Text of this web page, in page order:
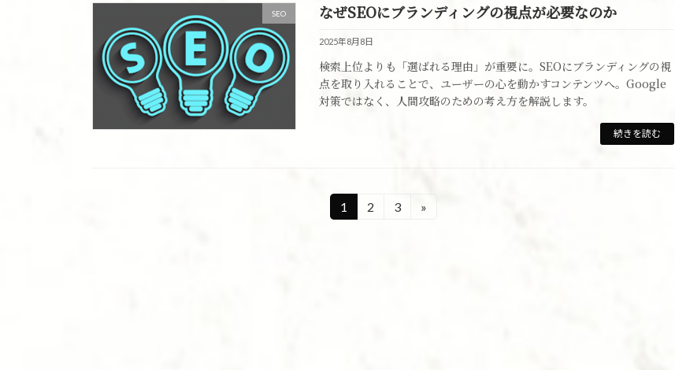
SEO なぜSEOにブランディングの視点が必要なのか
2025年8月8日
検索上位よりも「選ばれる理由」が重要に。SEOにブランディングの視
点を取り入れることで、ユーザーの心を動かすコンテンツへ。Google
対策ではなく、人間攻略のための考え方を解説します。
続きを読む
固
1
固
2
固
3 »